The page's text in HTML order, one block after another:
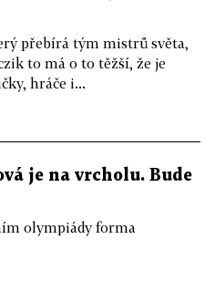
přebírá tým mistrů světa,
to má o to těžší, že je
hráče i...
je na vrcholu. Bude
olympiády forma